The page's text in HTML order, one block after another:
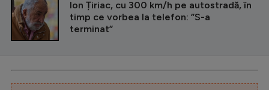
Ion Țiriac, cu 300 km/h pe autostradă, în
timp ce vorbea la telefon: ”S-a
terminat”